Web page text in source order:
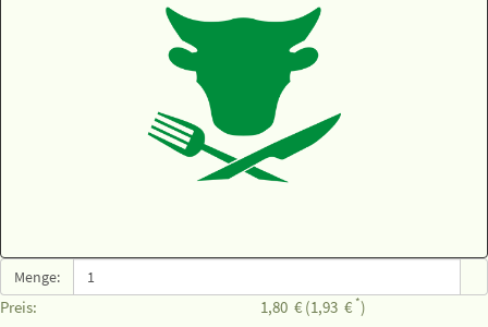
Menge:
Preis: 1,80 € (1,93 € *)